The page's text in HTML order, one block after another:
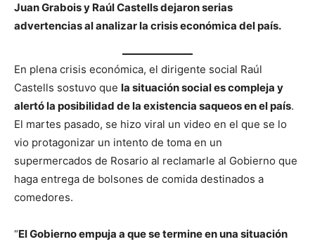
Juan Grabois y Raúl Castells dejaron serias
advertencias al analizar la crisis económica del país.
En plena crisis económica, el dirigente social Raúl
Castells sostuvo que la situación social es compleja y
alertó la posibilidad de la existencia saqueos en el país.
El martes pasado, se hizo viral un video en el que se lo
vio protagonizar un intento de toma en un
supermercados de Rosario al reclamarle al Gobierno que
haga entrega de bolsones de comida destinados a
comedores.
“El Gobierno empuja a que se termine en una situación